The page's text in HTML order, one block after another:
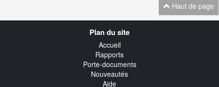
Haut de page
Plan du site
Accueil
Rapports
Porte-documents
Nouveautés
Aide